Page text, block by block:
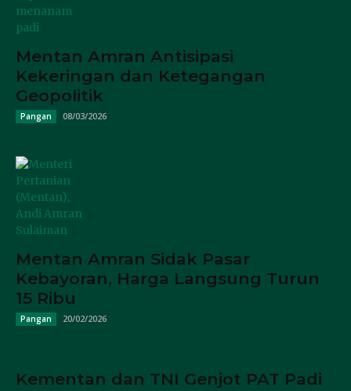
Mentan Amran Antisipasi
Kekeringan dan Ketegangan
Geopolitik
Pangan 08/03/2026
Mentan Amran Sidak Pasar
Kebayoran, Harga Langsung Turun
15 Ribu
Pangan 20/02/2026
Kementan dan TNI Genjot PAT Padi